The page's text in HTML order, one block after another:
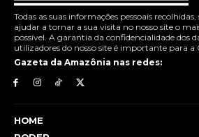
Todas as suas informações pessoais
ajudar a tornar a sua visita no nosso site o
possível. A garantia da confidencialidade dos
utilizadores do nosso site é importante para
Gazeta da Amazônia nas redes:
HOME